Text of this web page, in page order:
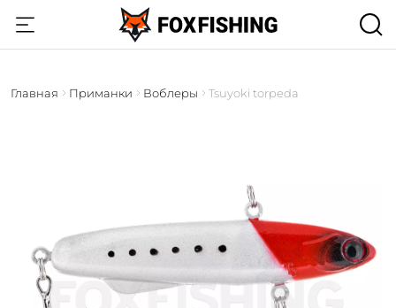
Главная Приманки Воблеры Tsuyoki torpeda